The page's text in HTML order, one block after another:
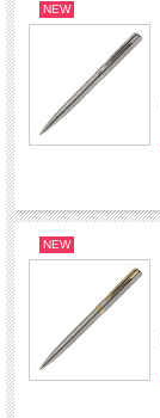
NEW
NEW